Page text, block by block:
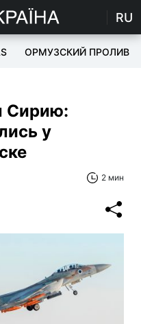
RU
ОРМУЗСКИЙ ПРОЛИВ
Сирию:
у
2 мин